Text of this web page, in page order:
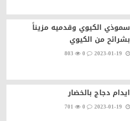
سموذي الكيوي وقدميه مزيناً
بشرائح من الكيوي
0
803
ايدام دجاج بالخضار
0
701